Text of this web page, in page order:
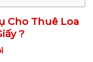
Cho Thuê Loa
?